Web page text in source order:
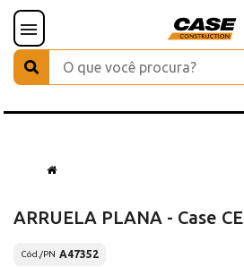
ARRUELA PLANA - Case CE
Cód./PN A47352